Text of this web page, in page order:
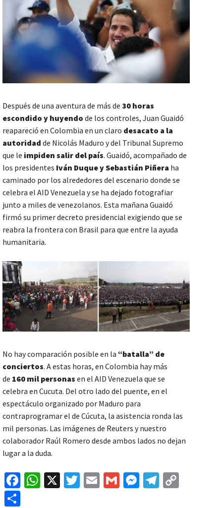
Después de una aventura de más de 30 horas
escondido y huyendo de los controles, Juan Guaidó
reapareció en Colombia en un claro desacato a la
autoridad de Nicolás Maduro y del Tribunal Supremo
que le impiden salir del país. Guaidó, acompañado de
los presidentes Iván Duque y Sebastián Piñera ha
caminado por los alrededores del escenario donde se
celebra el AID Venezuela y se ha dejado fotografiar
junto a miles de venezolanos. Esta mañana Guaidó
firmó su primer decreto presidencial exigiendo que se
reabra la frontera con Brasil para que entre la ayuda
humanitaria.
No hay comparación posible en la “batalla” de
conciertos. A estas horas, en Colombia hay más
de 160 mil personas en el AID Venezuela que se
celebra en Cucuta. Del otro lado del puente, en el
espectáculo organizado por Maduro para
contraprogramar el de Cúcuta, la asistencia ronda las
mil personas. Las imágenes de Reuters y nuestro
colaborador Raúl Romero desde ambos lados no dejan
lugar a la duda.
Fa W X
T
E
G
M Te